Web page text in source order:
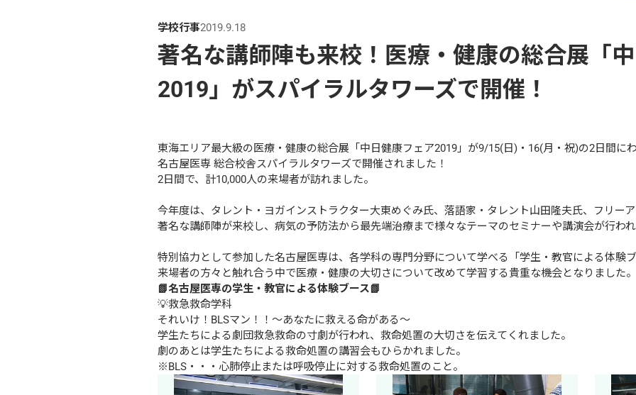
学校行事2019.9.18
著名な講師陣も来校！医療・健康の総合展「
2019」がスパイラルタワーズで開催！
東海エリア最大級の医療・健康の総合展「中日健康フェア2019」が9/15(日)・16(月・祝)の2日間に
名古屋医専 総合校舎スパイラルタワーズで開催されました！
2日間で、計10,000人の来場者が訪れました。
今年度は、タレント・ヨガインストラクター大東めぐみ氏、落語家・タレント山田隆夫氏、フリー
著名な講師陣が来校し、病気の予防法から最先端治療まで様々なテーマのセミナーや講演会が行わ
特別協力として参加した名古屋医専は、各学科の専門分野について学べる「学生・教官による体験
来場者の方々と触れ合う中で医療・健康の大切さについて改めて学習する貴重な機会となりました。
📗名古屋医専の学生・教官による体験ブース📗
💡救急救命学科
それいけ！BLSマン！！～あなたに救える命がある～
学生たちによる劇団救急救命の寸劇が行われ、救命処置の大切さを伝えてくれました。
劇のあとは学生たちによる救命処置の講習会もひらかれました。
※BLS・・・心肺停止または呼吸停止に対する救命処置のこと。